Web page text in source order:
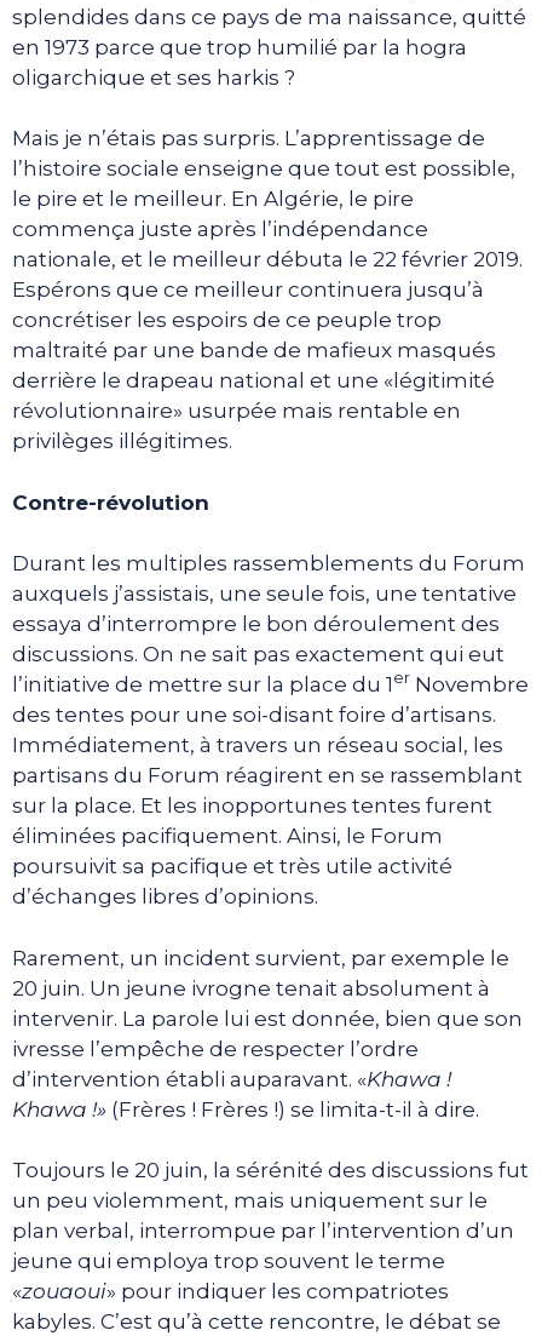
splendides dans ce pays de ma naissance, quitté
en 1973 parce que trop humilié par la hogra
oligarchique et ses harkis ?
Mais je n’étais pas surpris. L’apprentissage de
l’histoire sociale enseigne que tout est possible,
le pire et le meilleur. En Algérie, le pire
commença juste après l’indépendance
nationale, et le meilleur débuta le 22 février 2019.
Espérons que ce meilleur continuera jusqu’à
concrétiser les espoirs de ce peuple trop
maltraité par une bande de mafieux masqués
derrière le drapeau national et une «légitimité
révolutionnaire» usurpée mais rentable en
privilèges illégitimes.
Contre-révolution
Durant les multiples rassemblements du Forum
auxquels j’assistais, une seule fois, une tentative
essaya d’interrompre le bon déroulement des
discussions. On ne sait pas exactement qui eut
l’initiative de mettre sur la place du 1 er Novembre
des tentes pour une soi-disant foire d’artisans.
Immédiatement, à travers un réseau social, les
partisans du Forum réagirent en se rassemblant
sur la place. Et les inopportunes tentes furent
éliminées pacifiquement. Ainsi, le Forum
poursuivit sa pacifique et très utile activité
d’échanges libres d’opinions.
Rarement, un incident survient, par exemple le
20 juin. Un jeune ivrogne tenait absolument à
intervenir. La parole lui est donnée, bien que son
ivresse l’empêche de respecter l’ordre
d’intervention établi auparavant. «Khawa !
Khawa !» (Frères ! Frères !) se limita-t-il à dire.
Toujours le 20 juin, la sérénité des discussions fut
un peu violemment, mais uniquement sur le
plan verbal, interrompue par l’intervention d’un
jeune qui employa trop souvent le terme
«zouaoui» pour indiquer les compatriotes
kabyles. C’est qu’à cette rencontre, le débat se